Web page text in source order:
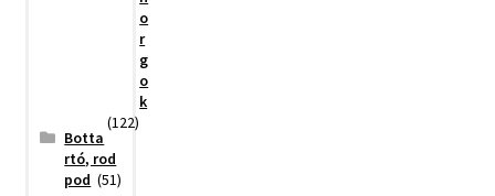
o
r
g
o
k
(122)
Botta
rtó, rod
pod (51)